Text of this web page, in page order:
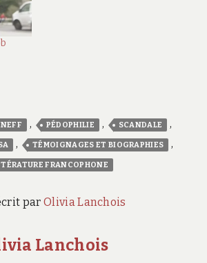
, PÉDOPHILIE , SCANDALE ,
, TÉMOIGNAGES ET BIOGRAPHIES ,
FRANCOPHONE
par Olivia Lanchois
Lanchois